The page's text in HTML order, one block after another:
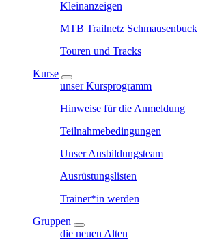
Kleinanzeigen
MTB Trailnetz Schmausenbuck
Touren und Tracks
Kurse
unser Kursprogramm
Hinweise für die Anmeldung
Teilnahmebedingungen
Unser Ausbildungsteam
Ausrüstungslisten
Trainer*in werden
Gruppen
die neuen Alten